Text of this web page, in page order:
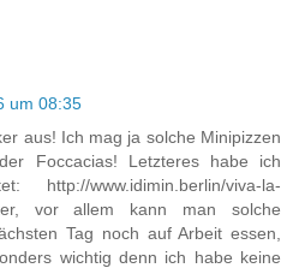
um 08:35
aus! Ich mag ja solche Minipizzen
Foccacias! Letzteres habe ich
www.idimin.berlin/viva-la-
vor allem kann man solche
Tag noch auf Arbeit essen,
wichtig denn ich habe keine